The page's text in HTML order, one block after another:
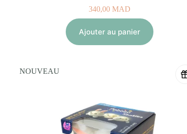
340,00MAD
Ajouter au panier
NOUVEAU